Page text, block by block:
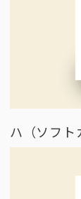
ハ（ソフト